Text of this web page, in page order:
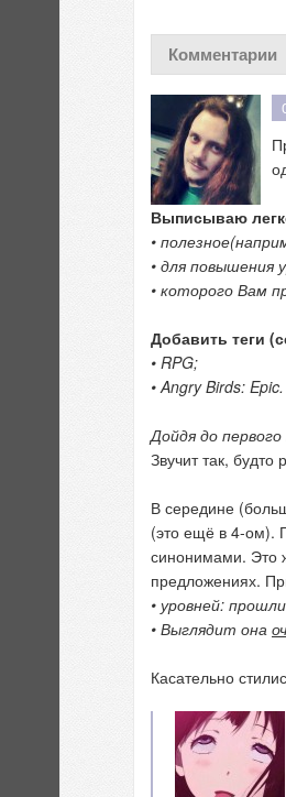
Комментарии
Выписываю
•
• для повышения
• которого Вам
Добавить теги
• RPG;
• Angry Birds: Epic.
Дойдя до
Звучит так, будто
В середине
(это ещё в 4-ом).
синонимами. Это
предложениях.
• уровней:
• Выглядит она
Касательно